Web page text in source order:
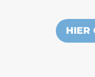
HIER